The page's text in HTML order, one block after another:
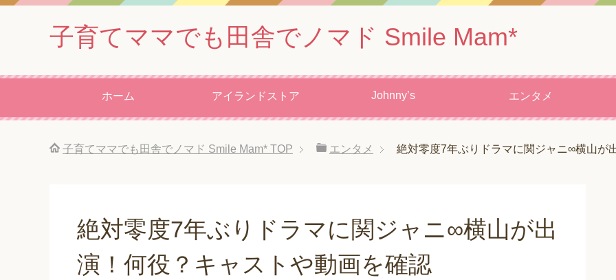
子育てママでも田舎でノマド Smile Mam*
ホーム アイランドストア Johnny’s エンタメ
子育てママでも田舎でノマド Smile Mam* TOP エンタメ 絶対零度7年ぶりドラマに関ジャニ∞横山が
絶対零度7年ぶりドラマに関ジャニ∞横山が出
演！何役？キャストや動画を確認